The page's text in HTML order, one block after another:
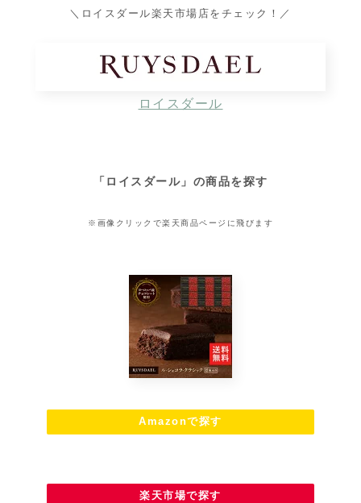
＼ロイスダール楽天市場店をチェック！／
ロイスダール
「ロイスダール」の商品を探す
※画像クリックで楽天商品ページに飛びます
Amazonで探す
楽天市場で探す